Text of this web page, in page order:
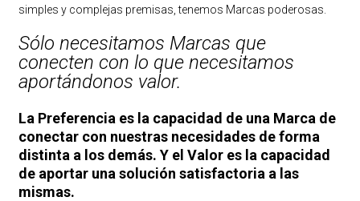
simples y complejas premisas, tenemos Marcas poderosas.
Sólo necesitamos Marcas que
conecten con lo que necesitamos
aportándonos valor.
La Preferencia es la capacidad de una Marca de
conectar con nuestras necesidades de forma
distinta a los demás. Y el Valor es la capacidad
de aportar una solución satisfactoria a las
mismas.